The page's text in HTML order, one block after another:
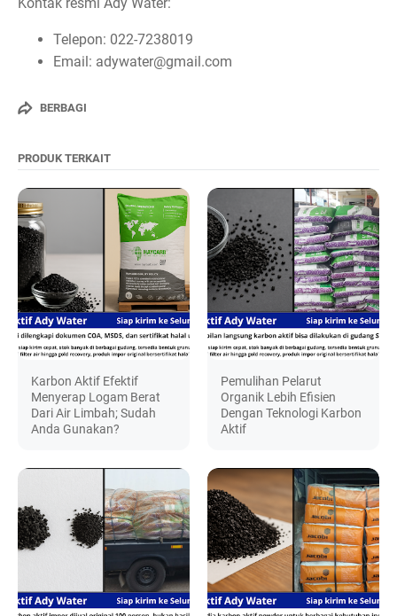
Telepon: 022-7238019
Email: adywater@gmail.com
BERBAGI
PRODUK TERKAIT
Karbon Aktif Efektif
Menyerap Logam Berat
Dari Air Limbah; Sudah
Anda Gunakan?
Pemulihan Pelarut
Organik Lebih Efisien
Dengan Teknologi Karbon
Aktif